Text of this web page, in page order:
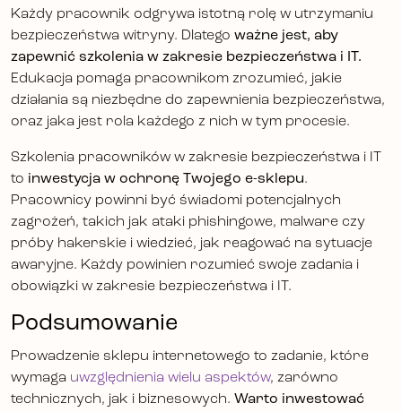
Każdy pracownik odgrywa istotną rolę w utrzymaniu
bezpieczeństwa witryny. Dlatego ważne jest, aby
zapewnić szkolenia w zakresie bezpieczeństwa i IT.
Edukacja pomaga pracownikom zrozumieć, jakie
działania są niezbędne do zapewnienia bezpieczeństwa,
oraz jaka jest rola każdego z nich w tym procesie.
Szkolenia pracowników w zakresie bezpieczeństwa i IT
to inwestycja w ochronę Twojego e-sklepu.
Pracownicy powinni być świadomi potencjalnych
zagrożeń, takich jak ataki phishingowe, malware czy
próby hakerskie i wiedzieć, jak reagować na sytuacje
awaryjne. Każdy powinien rozumieć swoje zadania i
obowiązki w zakresie bezpieczeństwa i IT.
Podsumowanie
Prowadzenie sklepu internetowego to zadanie, które
wymaga uwzględnienia wielu aspektów, zarówno
technicznych, jak i biznesowych. Warto inwestować